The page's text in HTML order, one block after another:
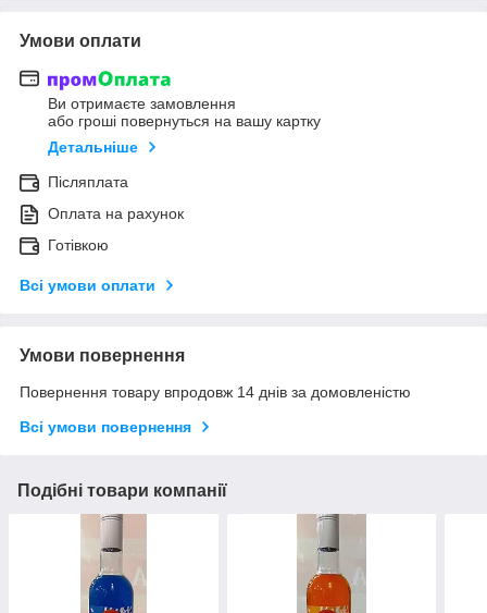
Умови оплати
Ви отримаєте замовлення
або гроші повернуться на вашу картку
Детальніше
Післяплата
Оплата на рахунок
Готівкою
Всі умови оплати
Умови повернення
Повернення товару впродовж 14 днів за домовленістю
Всі умови повернення
Подібні товари компанії